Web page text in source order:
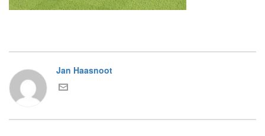
Jan Haasnoot